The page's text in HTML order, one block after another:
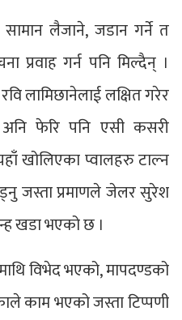
लैजाने, जडान गर्ने त
प्रवाह गर्न पनि मिल्दैन् ।
लामिछानेलाई लक्षित गरेर
फेरि पनि एसी कसरी
खोलिएका प्वालहरु टाल्न
जस्ता प्रमाणले जेलर सुरेश
खडा भएको छ ।
विभेद भएको, मापदण्डको
काम भएको जस्ता टिप्पणी